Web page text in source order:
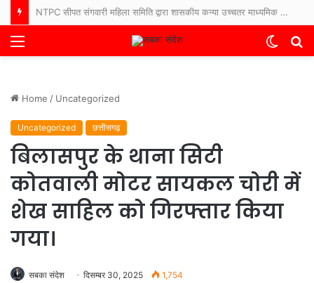
NTPC सीपत संगवारी महिला समिति द्वारा शासकीय कन्या उच्चतर माध्यमिक शाला सीपत में शारीरिक स्वच्छता जागरूकता अभियान एवं सैनिटरी किट का वितरण
Menu
Switch
Home / Uncategorized
Uncategorized छत्तीसगढ़
बिलासपुर के थाना सिटी
कोतवाली मोटर सायकल चोरी में
शेख साहिल को गिरफ्तार किया
गया।
सबका संदेश दिसम्बर 30, 2025 1,754